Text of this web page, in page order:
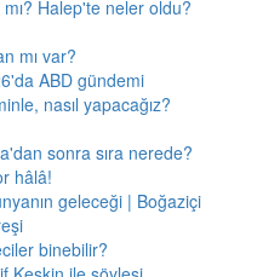
Halep'te neler oldu?
mı var?
ABD gündemi
nasıl yapacağız?
sonra sıra nerede?
hâlâ!
geleceği | Boğaziçi
binebilir?